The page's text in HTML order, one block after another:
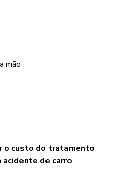
mão
o custo do tratamento
de carro